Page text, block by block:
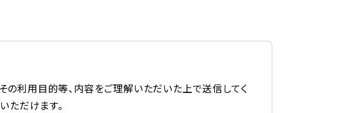
利用目的等、内容をご理解いただいた上で送信してく
ただけます。